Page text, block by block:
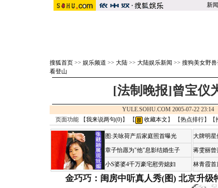
新闻
搜狐首页>> 娱乐频道 >> 大陆>> 大陆娱乐新闻 >> 搜狗美女野
看登山
[法制晚报]曾宝仪
YULE.SOHU.COM 2005-07-22
页面功能 【我来说两句(0)】 【 收藏本文 】 【热点排行】【
图:关咏荷产后家庭照首曝光
章子怡愿为"他"息影结婚生子
小S婆婆4千万豪宅慰劳媳妇
大牌明星
蒋雯丽曾
林青霞首
金巧巧：闺房中听真人秀(图) 北京升级